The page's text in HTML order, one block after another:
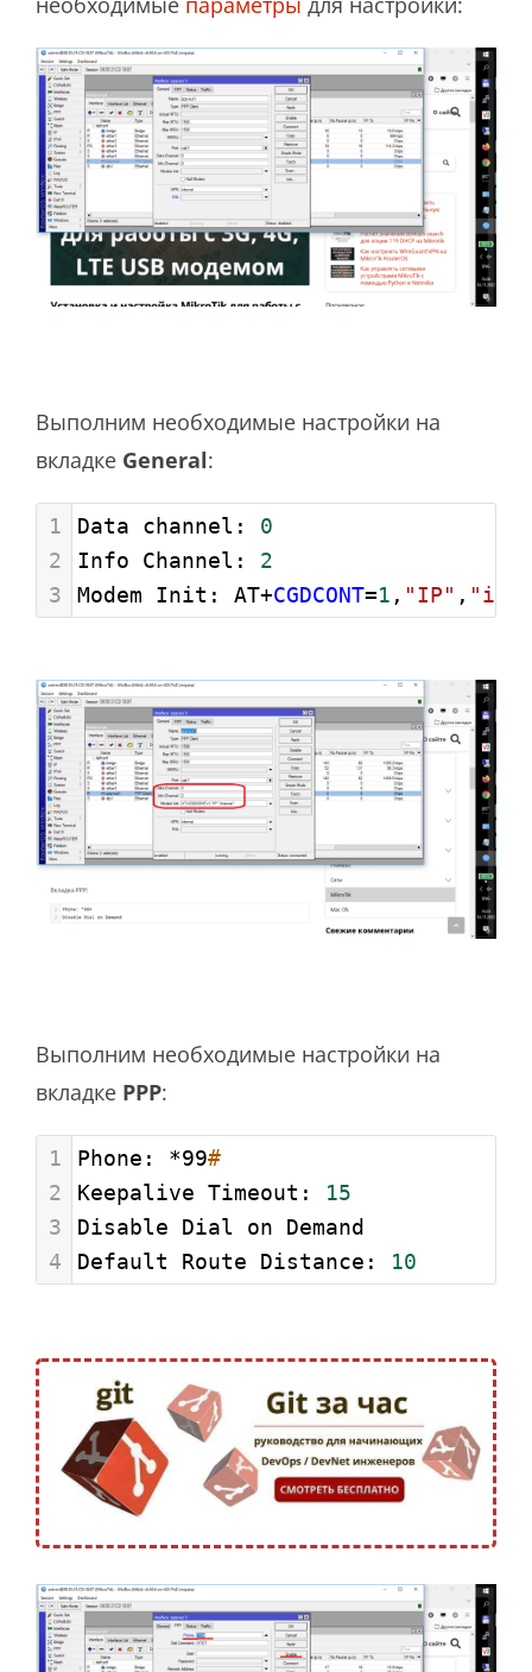
Выполним необходимые настройки на
вкладке General:
1 Data channel: 0
2
Info Channel: 2
3
Modem Init: AT+CGDCONT=1 , "IP" ,
Выполним необходимые настройки на
вкладке PPP:
1 Phone: *99#
2
Keepalive Timeout: 15
3
Disable Dial on Demand
4
Default Route Distance: 10